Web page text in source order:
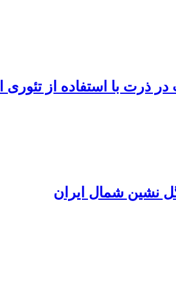
ذرت با استفاده از تئوری
نشین شمال ایران